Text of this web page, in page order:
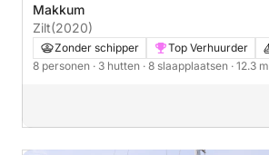
Makkum
Zilt(2020)
Zonder schipper Top Verhuurder
8 personen · 3 hutten · 8 slaapplaatsen · 12.3 m